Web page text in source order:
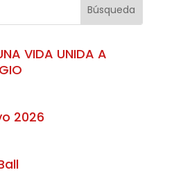
VIDA UNIDA A
2026